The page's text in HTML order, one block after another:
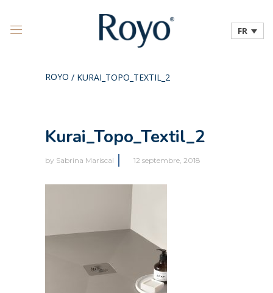
FR
ROYO / KURAI_TOPO_TEXTIL_2
Kurai_Topo_Textil_2
by Sabrina Mariscal 12 septembre, 2018